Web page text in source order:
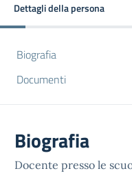
Dettagli della persona
Biografia
Documenti
Biografia
Docente presso le